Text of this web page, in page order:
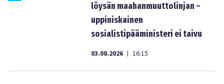
löysän maahanmuuttolinjan –
uppiniskainen
sosialistipääministeri ei taivu
03.08.2026 | 16:15